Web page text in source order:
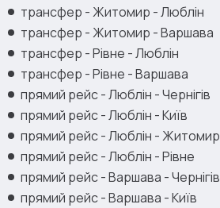
трансфер - Житомир - Люблін
трансфер - Житомир - Варшава
трансфер - Рівне - Люблін
трансфер - Рівне - Варшава
прямий рейс - Люблін - Чернігів
прямий рейс - Люблін - Київ
прямий рейс - Люблін - Житомир
прямий рейс - Люблін - Рівне
прямий рейс - Варшава - Чернігів
прямий рейс - Варшава - Київ